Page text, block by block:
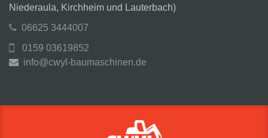
Niederaula, Kirchheim und Lauterbach)
06625 3444007
0159 03619852
info@cwyl-baumaschinen.de